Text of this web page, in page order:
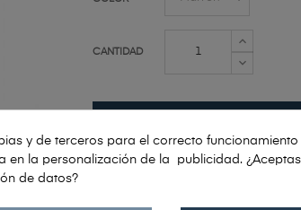
CANTIDAD
15 DÍAS
y de terceros para el correcto funcionamiento
en la personalización de la publicidad.
de datos?